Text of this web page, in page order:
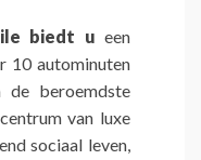
biedt u een
10 autominuten
de beroemdste
van luxe
sociaal leven,